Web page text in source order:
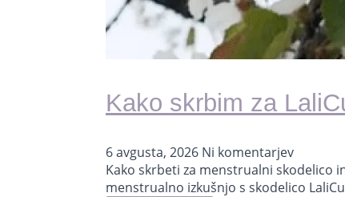
Kako skrbim za
6 avgusta, 2026 Ni komentarjev
Kako skrbeti za menstrualni skodelico
menstrualno izkušnjo s skodelico